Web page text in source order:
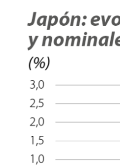
in a new window)